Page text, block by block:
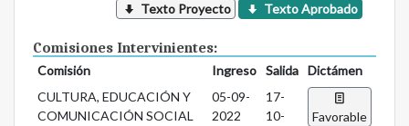
Texto Proyecto Texto Aprobado
Comisiones Intervinientes:
Comisión Ingreso Salida
Dictámen
CULTURA, EDUCACIÓN Y
COMUNICACIÓN SOCIAL
05-09-
2022
17-
10-
Favorable